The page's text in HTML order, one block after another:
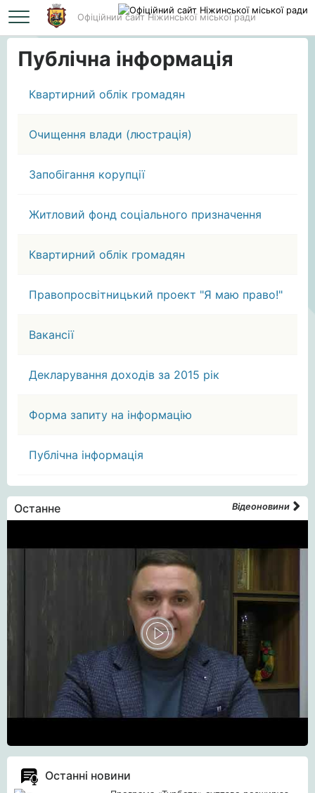
Офіційний сайт Ніжинської міської ради
Головна Публічна інформація
Публічна інформація
Квартирний облік громадян
Очищення влади (люстрація)
Запобігання корупції
Житловий фонд соціального призначення
Квартирний облік громадян
Правопросвітницький проект "Я маю право!"
Вакансії
Декларування доходів за 2015 рік
Форма запиту на інформацію
Публічна інформація
Останне Відеоновини
Останні новини